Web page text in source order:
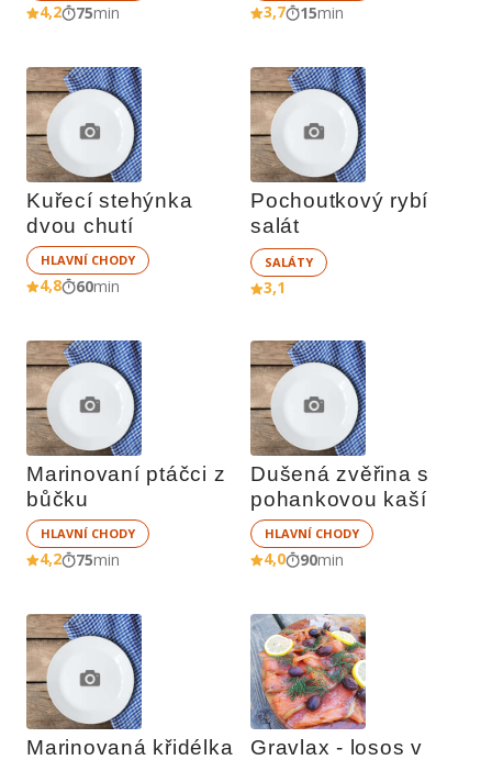
4,2 75min 3,7 15min
Kuřecí stehýnka
dvou chutí
HLAVNÍ CHODY
4,8 60min
Pochoutkový rybí
salát
SALÁTY
3,1
Marinovaní ptáčci z
bůčku
HLAVNÍ CHODY
4,2 75min
Dušená zvěřina s
pohankovou kaší
HLAVNÍ CHODY
4,0 90min
Marinovaná křidélka
Gravlax - losos v